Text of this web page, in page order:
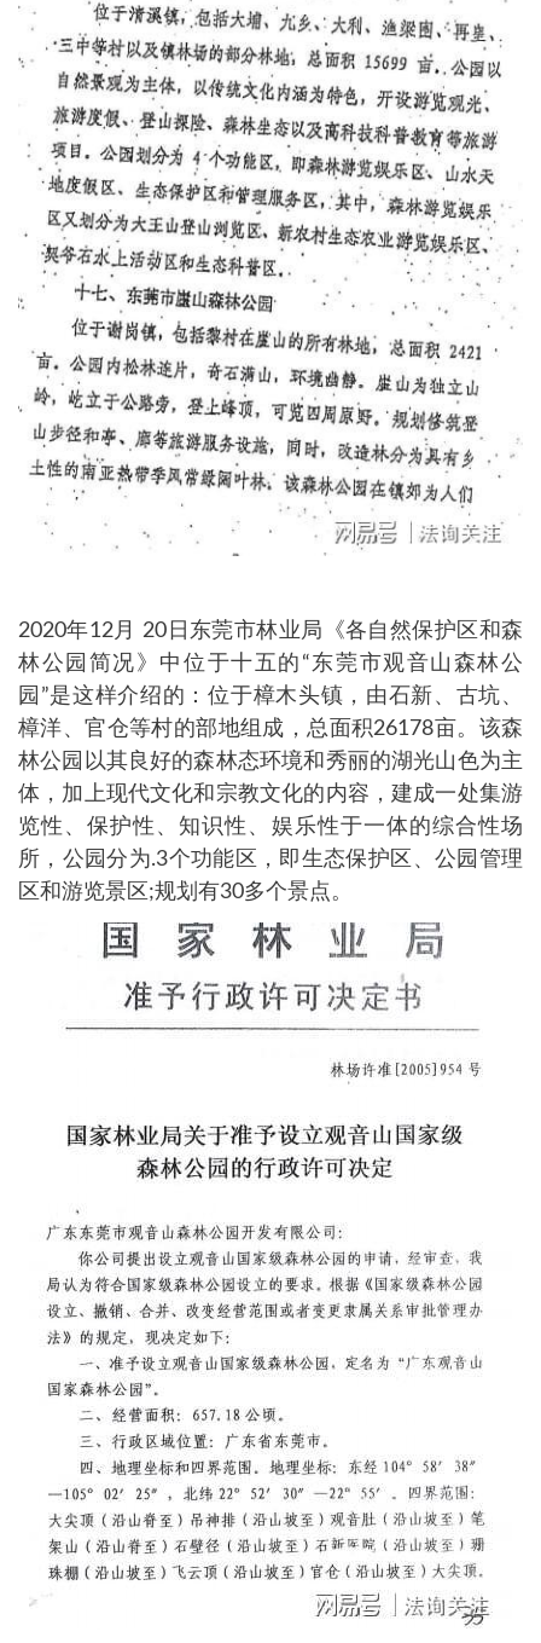
2020年12月 20日东莞市林业局《各自然保护区和森
林公园简况》中位于十五的“东莞市观音山森林公
园”是这样介绍的：位于樟木头镇，由石新、古坑、
樟洋、官仓等村的部地组成，总面积26178亩。该森
林公园以其良好的森林态环境和秀丽的湖光山色为主
体，加上现代文化和宗教文化的内容，建成一处集游
览性、保护性、知识性、娱乐性于一体的综合性场
所，公园分为.3个功能区，即生态保护区、公园管理
区和游览景区;规划有30多个景点。